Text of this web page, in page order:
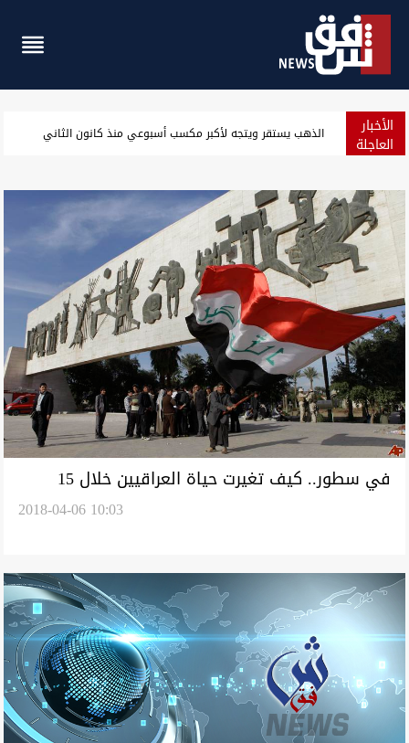
الأخبار
العاجلة الحوثيون يقصفون مواقع في مدينة مأرب بالصواريخ والمسيّرات
في سطور.. كيف تغيرت حياة العراقيين خلال 15
2018-04-06 10:03